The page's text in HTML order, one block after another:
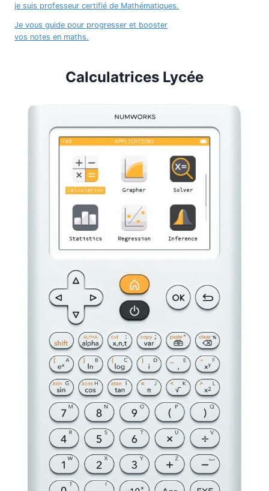
je suis professeur certifié de Mathématiques.
Je vous guide pour progresser et booster
vos notes en maths.
Calculatrices Lycée